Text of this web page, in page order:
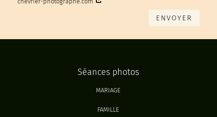
ENVOYER
Séances photos
MARIAGE
FAMILLE